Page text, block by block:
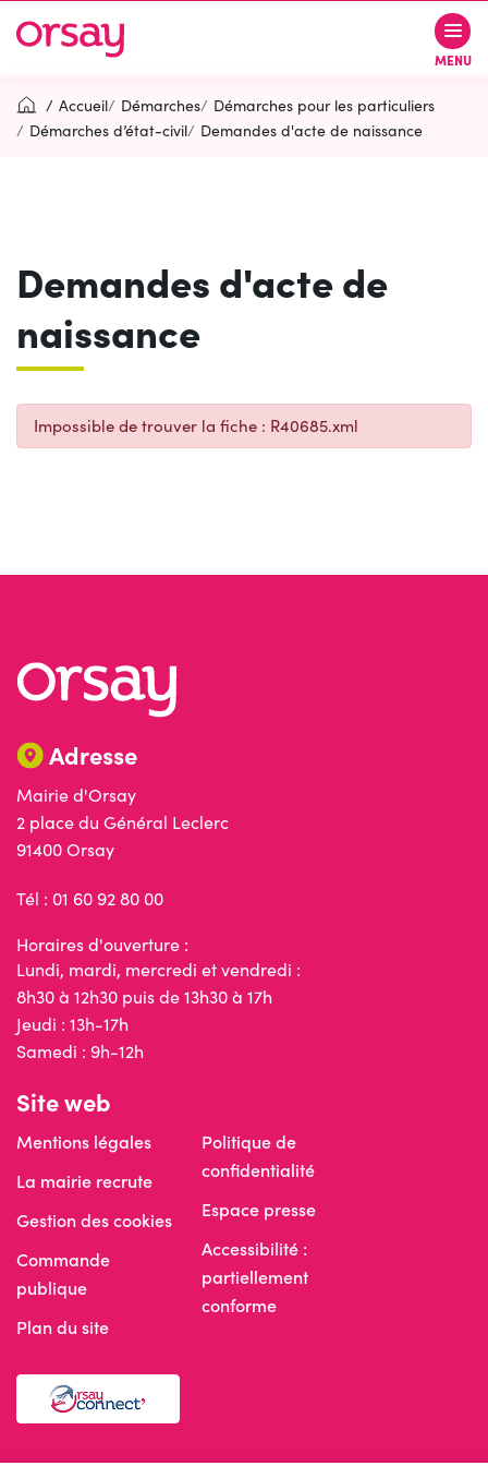
navigation
au
au
page
Ville d’Orsay MENU
Contactez-nous Accessibilité
Accueil Démarches
Démarches pour les particuliers
Démarches d’état-civil
Demandes d'acte de naissance
Demandes d'acte de
naissance
Impossible de trouver la fiche : R40685.xml
Adresse
Mairie d'Orsay
2 place du Général Leclerc
91400 Orsay
Tél : 01 60 92 80 00
Horaires d'ouverture :
Lundi, mardi, mercredi et vendredi :
8h30 à 12h30 puis de 13h30 à 17h
Jeudi : 13h-17h
Samedi : 9h-12h
Site web
Mentions légales
La mairie recrute
Gestion des cookies
Commande
publique
Plan du site
Politique de
confidentialité
Espace presse
Accessibilité :
partiellement
conforme